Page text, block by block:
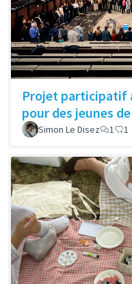
Projet participatif
pour des jeunes
Simon Le Disez 1 1